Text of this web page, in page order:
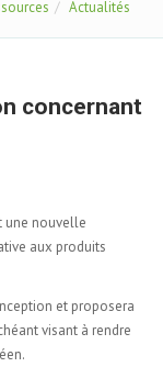
Actualités
concernant
une nouvelle
aux produits
et proposera
visant à rendre